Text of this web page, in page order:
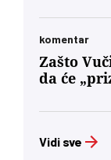
komentar
Zašto
da će
Vidi sve